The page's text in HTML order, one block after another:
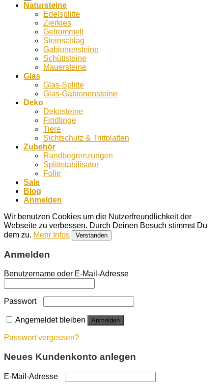
Natursteine
Edelsplitte
Zierkies
Getrommelt
Steinschlag
Gabionensteine
Schüttsteine
Mauersteine
Glas
Glas-Splitte
Glas-Gabionensteine
Deko
Dekosteine
Findlinge
Tiere
Sichtschutz & Trittplatten
Zubehör
Randbegrenzungen
Splittstabilisator
Folie
Sale
Blog
Anmelden
Wir benutzen Cookies um die Nutzerfreundlichkeit der
Webseite zu verbessen. Durch Deinen Besuch stimmst Du
dem zu. Mehr Infos Verstanden
Anmelden
Benutzername oder E-Mail-Adresse
Passwort
Angemeldet bleiben Anmelden
Passwort vergessen?
Neues Kundenkonto anlegen
E-Mail-Adresse